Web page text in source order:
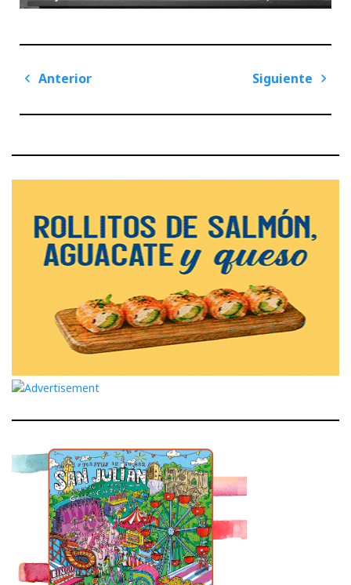
Navegación
entradas
Anterior
Siguiente